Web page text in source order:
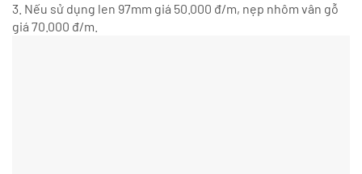
3. Nếu sử dụng len 97mm giá 50.000 đ/m, nẹp nhôm vân gỗ
giá 70.000 đ/m.